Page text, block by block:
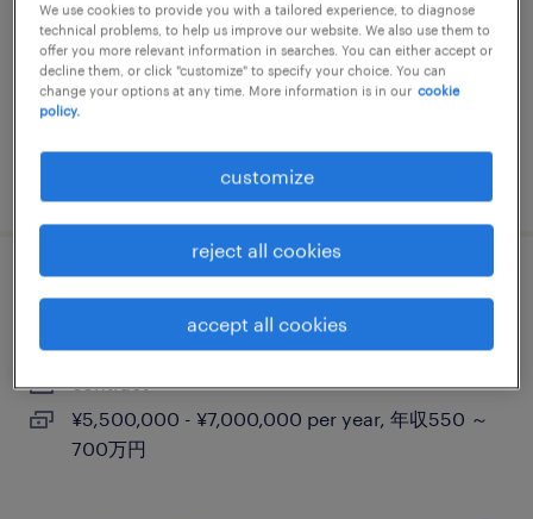
東京23区, 東京都
contract
¥4,500,000 - ¥6,300,000 per year, 年収450 ～
630万円
posted 28 march 2025
プロフェシュナル派遣 pcs - hr ops
東京23区, 東京都
contract
¥5,500,000 - ¥7,000,000 per year, 年収550 ～
700万円
We use cookies to provide you with a tailored experience, to diagnose
technical problems, to help us improve our website. We also use them to
offer you more relevant information in searches. You can either accept or
decline them, or click "customize" to specify your choice. You can
change your options at any time. More information is in our cookie
policy.
customize
reject all cookies
accept all cookies